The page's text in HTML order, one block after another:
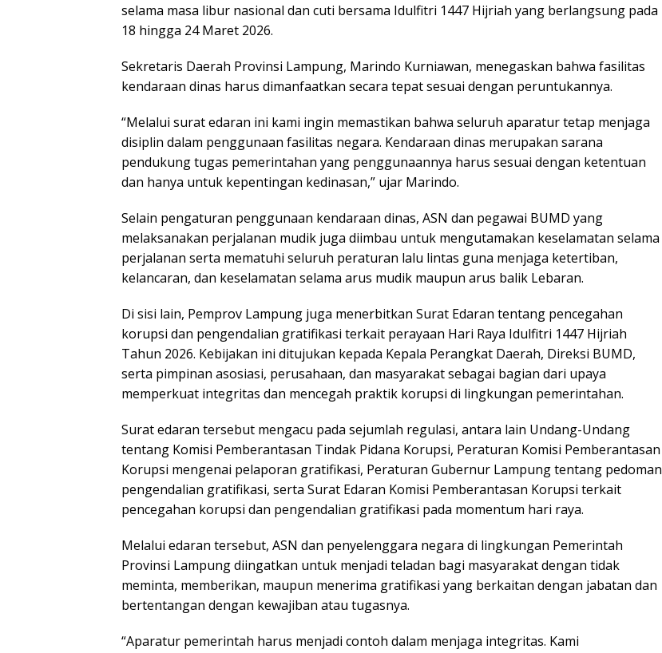
selama masa libur nasional dan cuti bersama Idulfitri 1447 Hijriah yang berlangsung pada
18 hingga 24 Maret 2026.
Sekretaris Daerah Provinsi Lampung, Marindo Kurniawan, menegaskan bahwa fasilitas
kendaraan dinas harus dimanfaatkan secara tepat sesuai dengan peruntukannya.
“Melalui surat edaran ini kami ingin memastikan bahwa seluruh aparatur tetap menjaga
disiplin dalam penggunaan fasilitas negara. Kendaraan dinas merupakan sarana
pendukung tugas pemerintahan yang penggunaannya harus sesuai dengan ketentuan
dan hanya untuk kepentingan kedinasan,” ujar Marindo.
Selain pengaturan penggunaan kendaraan dinas, ASN dan pegawai BUMD yang
melaksanakan perjalanan mudik juga diimbau untuk mengutamakan keselamatan selama
perjalanan serta mematuhi seluruh peraturan lalu lintas guna menjaga ketertiban,
kelancaran, dan keselamatan selama arus mudik maupun arus balik Lebaran.
Di sisi lain, Pemprov Lampung juga menerbitkan Surat Edaran tentang pencegahan
korupsi dan pengendalian gratifikasi terkait perayaan Hari Raya Idulfitri 1447 Hijriah
Tahun 2026. Kebijakan ini ditujukan kepada Kepala Perangkat Daerah, Direksi BUMD,
serta pimpinan asosiasi, perusahaan, dan masyarakat sebagai bagian dari upaya
memperkuat integritas dan mencegah praktik korupsi di lingkungan pemerintahan.
Surat edaran tersebut mengacu pada sejumlah regulasi, antara lain Undang-Undang
tentang Komisi Pemberantasan Tindak Pidana Korupsi, Peraturan Komisi Pemberantasan
Korupsi mengenai pelaporan gratifikasi, Peraturan Gubernur Lampung tentang pedoman
pengendalian gratifikasi, serta Surat Edaran Komisi Pemberantasan Korupsi terkait
pencegahan korupsi dan pengendalian gratifikasi pada momentum hari raya.
Melalui edaran tersebut, ASN dan penyelenggara negara di lingkungan Pemerintah
Provinsi Lampung diingatkan untuk menjadi teladan bagi masyarakat dengan tidak
meminta, memberikan, maupun menerima gratifikasi yang berkaitan dengan jabatan dan
bertentangan dengan kewajiban atau tugasnya.
“Aparatur pemerintah harus menjadi contoh dalam menjaga integritas. Kami